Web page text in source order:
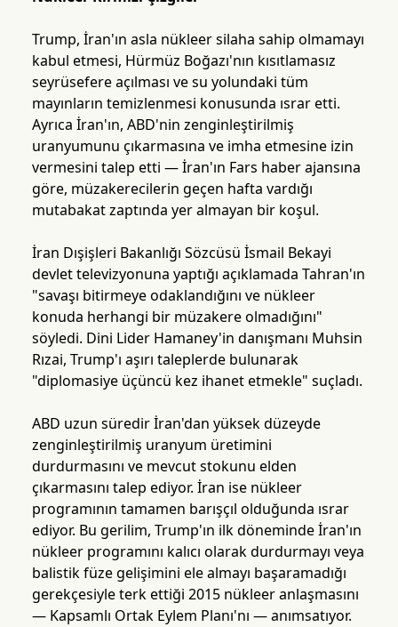
Trump, İran'ın asla nükleer silaha sahip olmamayı
kabul etmesi, Hürmüz Boğazı'nın kısıtlamasız
seyrüsefere açılması ve su yolundaki tüm
mayınların temizlenmesi konusunda ısrar etti.
Ayrıca İran'ın, ABD'nin zenginleştirilmiş
uranyumunu çıkarmasına ve imha etmesine izin
vermesini talep etti — İran'ın Fars haber ajansına
göre, müzakerecilerin geçen hafta vardığı
mutabakat zaptında yer almayan bir koşul.
İran Dışişleri Bakanlığı Sözcüsü İsmail Bekayi
devlet televizyonuna yaptığı açıklamada Tahran'ın
"savaşı bitirmeye odaklandığını ve nükleer
konuda herhangi bir müzakere olmadığını"
söyledi. Dini Lider Hamaney'in danışmanı Muhsin
Rızai, Trump'ı aşırı taleplerde bulunarak
"diplomasiye üçüncü kez ihanet etmekle" suçladı.
ABD uzun süredir İran'dan yüksek düzeyde
zenginleştirilmiş uranyum üretimini
durdurmasını ve mevcut stokunu elden
çıkarmasını talep ediyor. İran ise nükleer
programının tamamen barışçıl olduğunda ısrar
ediyor. Bu gerilim, Trump'ın ilk döneminde İran'ın
nükleer programını kalıcı olarak durdurmayı veya
balistik füze gelişimini ele almayı başaramadığı
gerekçesiyle terk ettiği 2015 nükleer anlaşmasını
— Kapsamlı Ortak Eylem Planı'nı — anımsatıyor.